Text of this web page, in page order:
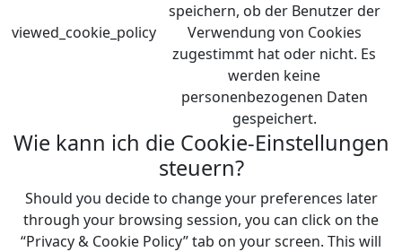
viewed_cookie_policy
speichern, ob der Benutzer der
Verwendung von Cookies
zugestimmt hat oder nicht. Es
werden keine
personenbezogenen Daten
gespeichert.
Wie kann ich die Cookie-Einstellungen
steuern?
Should you decide to change your preferences later
through your browsing session, you can click on the
“Privacy & Cookie Policy” tab on your screen. This will